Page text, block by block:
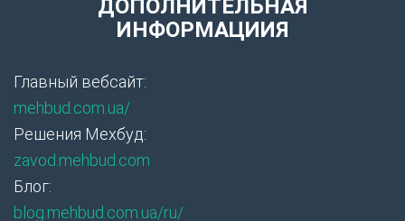
ДОПОЛНИТЕЛЬНАЯ
ИНФОРМАЦИИЯ
Главный вебсайт:
mehbud.com.ua/
Решения Мехбуд:
zavod.mehbud.com
Блог:
blog.mehbud.com.ua/ru/